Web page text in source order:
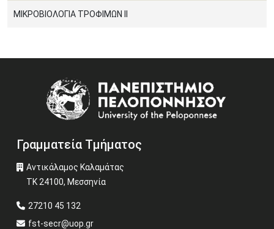
ΜΙΚΡΟΒΙΟΛΟΓΙΑ ΤΡΟΦΙΜΩΝ ΙΙ
Γραμματεία Τμήματος
Αντικάλαμος Καλαμάτας
ΤΚ 24100, Μεσσηνία
27210 45 132
fst-secr@uop.gr